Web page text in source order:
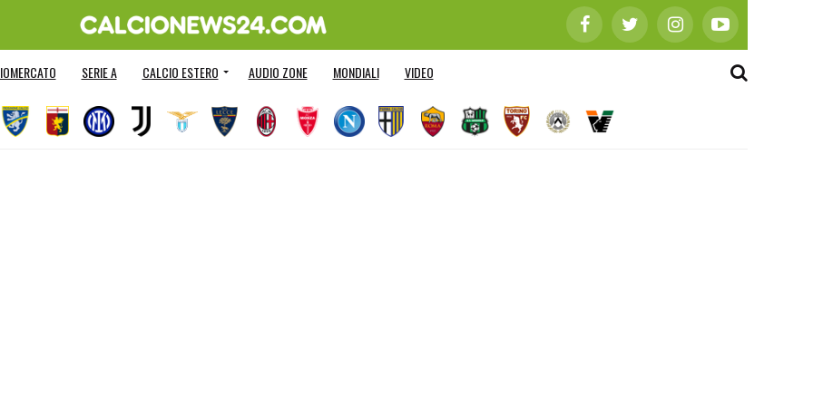
SERIE A CALCIO ESTERO AUDIO ZONE MONDIALI VIDEO